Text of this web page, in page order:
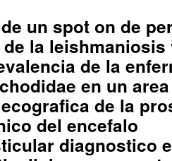
un spot on de
la
de la
en un
de la
del encefalo
diagnostico